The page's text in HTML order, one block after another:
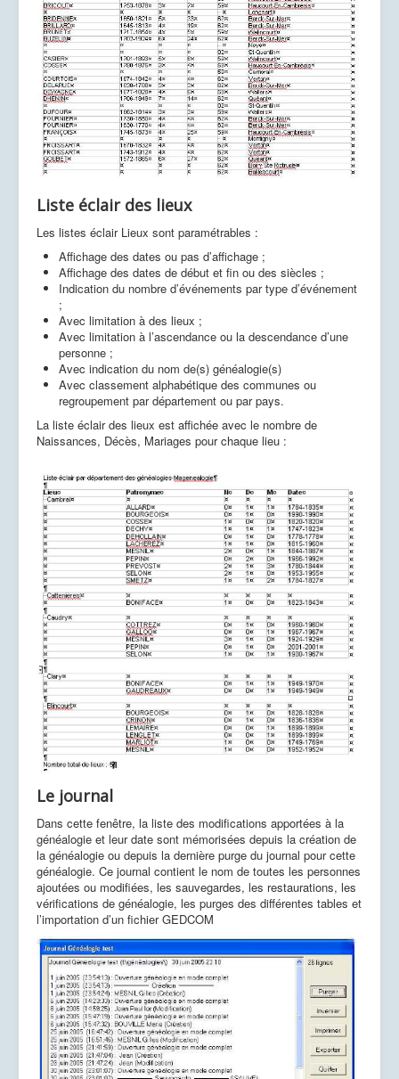
Liste éclair des lieux
Les listes éclair Lieux sont paramétrables :
Affichage des dates ou pas d’affichage ;
Affichage des dates de début et fin ou des siècles ;
Indication du nombre d’événements par type d’événement
;
Avec limitation à des lieux ;
Avec limitation à l’ascendance ou la descendance d’une
personne ;
Avec indication du nom de(s) généalogie(s)
Avec classement alphabétique des communes ou
regroupement par département ou par pays.
La liste éclair des lieux est affichée avec le nombre de
Naissances, Décès, Mariages pour chaque lieu :
Le journal
Dans cette fenêtre, la liste des modifications apportées à la
généalogie et leur date sont mémorisées depuis la création de
la généalogie ou depuis la dernière purge du journal pour cette
généalogie. Ce journal contient le nom de toutes les personnes
ajoutées ou modifiées, les sauvegardes, les restaurations, les
vérifications de généalogie, les purges des différentes tables et
l’importation d’un fichier GEDCOM